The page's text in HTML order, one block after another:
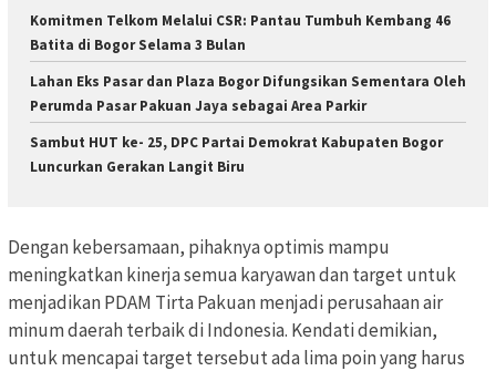
Komitmen Telkom Melalui CSR: Pantau Tumbuh Kembang 46
Batita di Bogor Selama 3 Bulan
Lahan Eks Pasar dan Plaza Bogor Difungsikan Sementara Oleh
Perumda Pasar Pakuan Jaya sebagai Area Parkir
Sambut HUT ke- 25, DPC Partai Demokrat Kabupaten Bogor
Luncurkan Gerakan Langit Biru
Dengan kebersamaan, pihaknya optimis mampu
meningkatkan kinerja semua karyawan dan target untuk
menjadikan PDAM Tirta Pakuan menjadi perusahaan air
minum daerah terbaik di Indonesia. Kendati demikian,
untuk mencapai target tersebut ada lima poin yang harus